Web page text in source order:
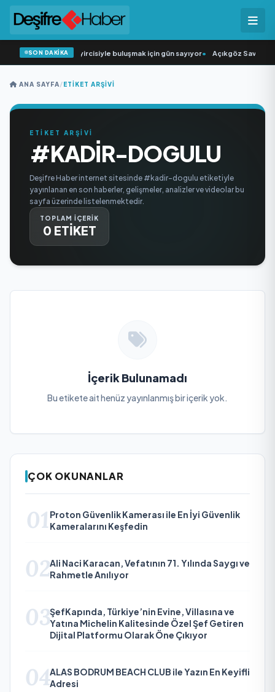
SON DAKİKA
“Düğün Şarkıcısı” seyircisiyle buluşmak için gün sayıyor• Açıkgöz
ANA SAYFA/ETIKET ARŞIVI
ETİKET ARŞİVİ
#KADIR-DOGULU
Deşifre Haber internet sitesinde #kadir-dogulu etiketiyle
yayınlanan en son haberler, gelişmeler, analizler ve videolar bu
sayfa üzerinde listelenmektedir.
TOPLAM İÇERİK
0 ETİKET
İçerik Bulunamadı
Bu etikete ait henüz yayınlanmış bir içerik yok.
ÇOK OKUNANLAR
01 Proton Güvenlik Kamerası ile En İyi Güvenlik
Kameralarını Keşfedin
02Ali Naci Karacan, Vefatının 71. Yılında Saygı ve
Rahmetle Anılıyor
03ŞefKapında, Türkiye’nin Evine, Villasına ve
Yatına Michelin Kalitesinde Özel Şef Getiren
Dijital Platformu Olarak Öne Çıkıyor
04ALAS BODRUM BEACH CLUB ile Yazın En Keyifli
Adresi